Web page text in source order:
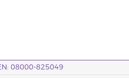
08000-825049